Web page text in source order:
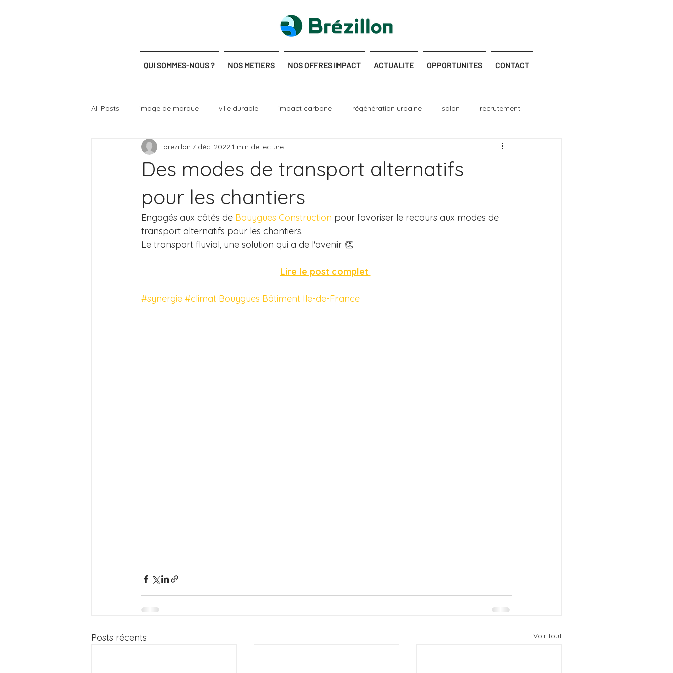
QUI SOMMES-NOUS ? NOS METIERS NOS OFFRES IMPACT ACTUALITE OPPORTUNITES CONTACT
All Posts image de marque ville durable impact carbone régénération urbaine salon recrutement
certification plateforme technique dépollution
Des modes de transport alternatifs
pour les chantiers
brezillon 7 déc. 2022 1 min de lecture
Engagés aux côtés de Bouygues Construction pour favoriser le recours aux modes de
transport alternatifs pour les chantiers.
Le transport fluvial, une solution qui a de l'avenir 👏
Lire le post complet
#synergie #climat Bouygues Bâtiment Ile-de-France
Posts récents Voir tout